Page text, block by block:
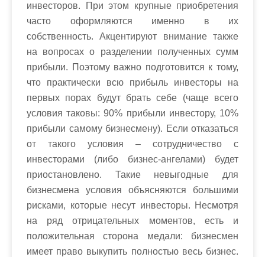
инвесторов. При этом крупные приобретения
часто оформляются именно в их
собственность. Акцентируют внимание также
на вопросах о разделении полученных сумм
прибыли. Поэтому важно подготовится к тому,
что практически всю прибыль инвесторы на
первых порах будут брать себе (чаще всего
условия таковы: 90% прибыли инвестору, 10%
прибыли самому бизнесмену). Если отказаться
от такого условия – сотрудничество с
инвесторами (либо бизнес-ангелами) будет
приостановлено. Такие невыгодные для
бизнесмена условия объясняются большими
рисками, которые несут инвесторы. Несмотря
на ряд отрицательных моментов, есть и
положительная сторона медали: бизнесмен
имеет право выкупить полностью весь бизнес.